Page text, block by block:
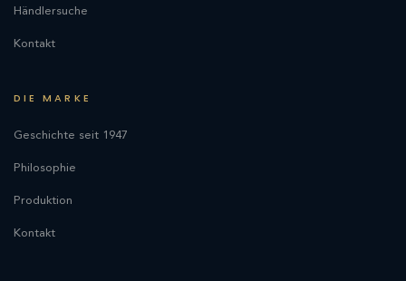
Händlersuche
Kontakt
DIE MARKE
Geschichte seit 1947
Philosophie
Produktion
Kontakt